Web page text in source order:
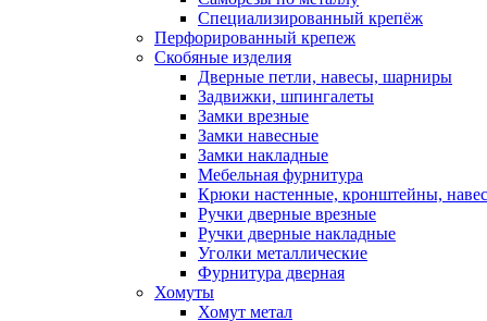
Специализированный крепёж
Перфорированный крепеж
Скобяные изделия
Дверные петли, навесы, шарниры
Задвижки, шпингалеты
Замки врезные
Замки навесные
Замки накладные
Мебельная фурнитура
Крюки настенные, кронштейны,
Ручки дверные врезные
Ручки дверные накладные
Уголки металлические
Фурнитура дверная
Хомуты
Хомут метал